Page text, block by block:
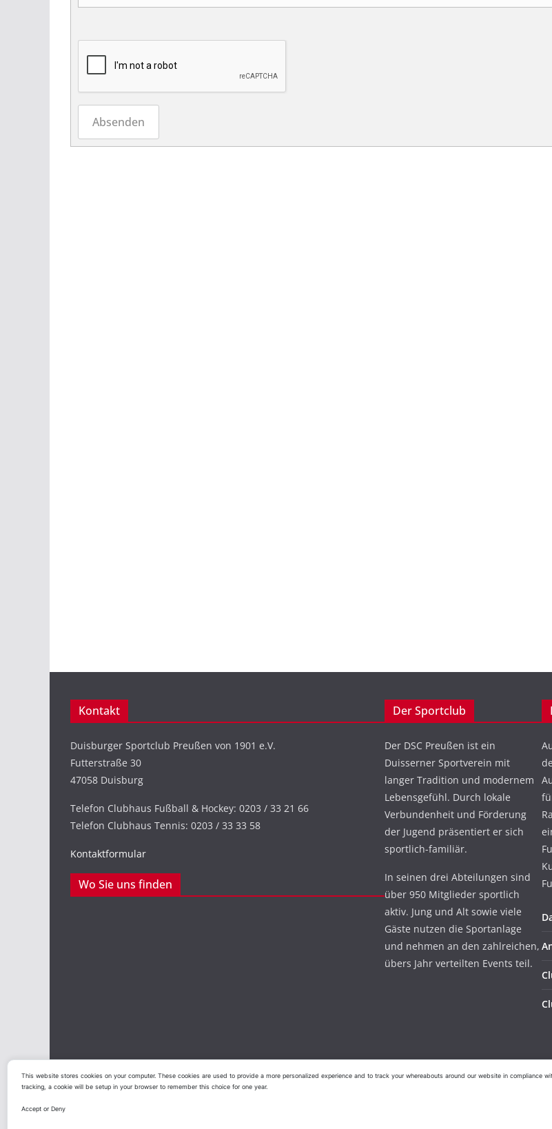
Absenden
Kontakt
Duisburger Sportclub Preußen von 1901 e.V.
Futterstraße 30
47058 Duisburg
Telefon Clubhaus Fußball & Hockey: 0203 / 33 21 66
Telefon Clubhaus Tennis: 0203 / 33 33 58
Kontaktformular
Wo Sie uns finden
Der Sportclub
Der DSC Preußen ist ein
Duisserner Sportverein mit
langer Tradition und modernem
Lebensgefühl. Durch lokale
Verbundenheit und Förderung
der Jugend präsentiert er sich
sportlich-familiär.
In seinen drei Abteilungen sind
über 950 Mitglieder sportlich
aktiv. Jung und Alt sowie viele
Gäste nutzen die Sportanlage
und nehmen an den zahlreichen,
übers Jahr verteilten Events teil.
This website stores cookies on your computer. These cookies are used to provide a more personalized experience and to track your whereabouts around our website in compliance
tracking, a cookie will be setup in your browser to remember this choice for one year.
Accept or Deny